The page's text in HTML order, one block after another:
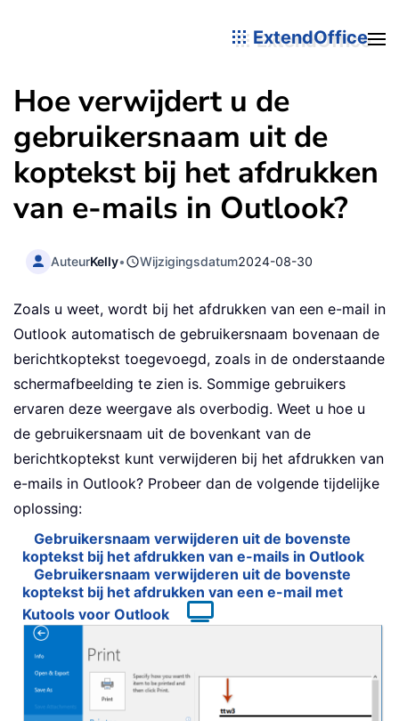
ExtendOffice
Hoe verwijdert u de
gebruikersnaam uit de
koptekst bij het afdrukken
van e-mails in Outlook?
AuteurKelly• Wijzigingsdatum2024-08-30
Zoals u weet, wordt bij het afdrukken van een e-mail in
Outlook automatisch de gebruikersnaam bovenaan de
berichtkoptekst toegevoegd, zoals in de onderstaande
schermafbeelding te zien is. Sommige gebruikers
ervaren deze weergave als overbodig. Weet u hoe u
de gebruikersnaam uit de bovenkant van de
berichtkoptekst kunt verwijderen bij het afdrukken van
e-mails in Outlook? Probeer dan de volgende tijdelijke
oplossing:
Gebruikersnaam verwijderen uit de bovenste
koptekst bij het afdrukken van e-mails in Outlook
Gebruikersnaam verwijderen uit de bovenste
koptekst bij het afdrukken van een e-mail met
Kutools voor Outlook